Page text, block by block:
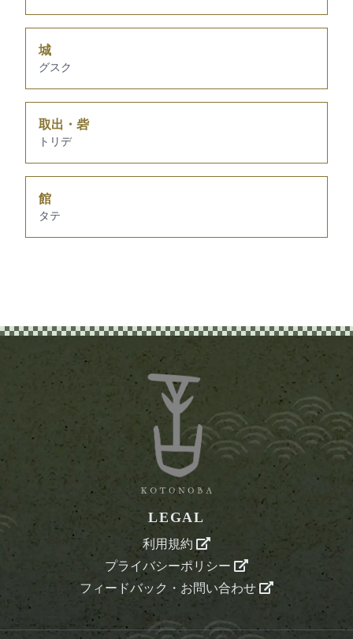
城
グスク
取出・砦
トリデ
館
タテ
LEGAL
利用規約
プライバシーポリシー
フィードバック・お問い合わせ